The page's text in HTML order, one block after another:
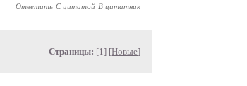
Ответить С цитатой В цитатник
Страницы: [1] [Новые]